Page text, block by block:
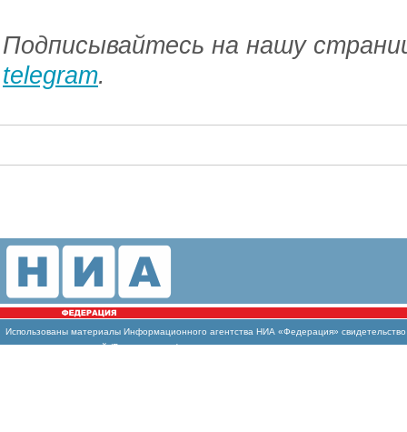
Подписывайтесь на нашу
telegram.
Использованы материалы Информационного агентства НИА «Федерация»
массовых коммуникаций (Роскомнадзор)